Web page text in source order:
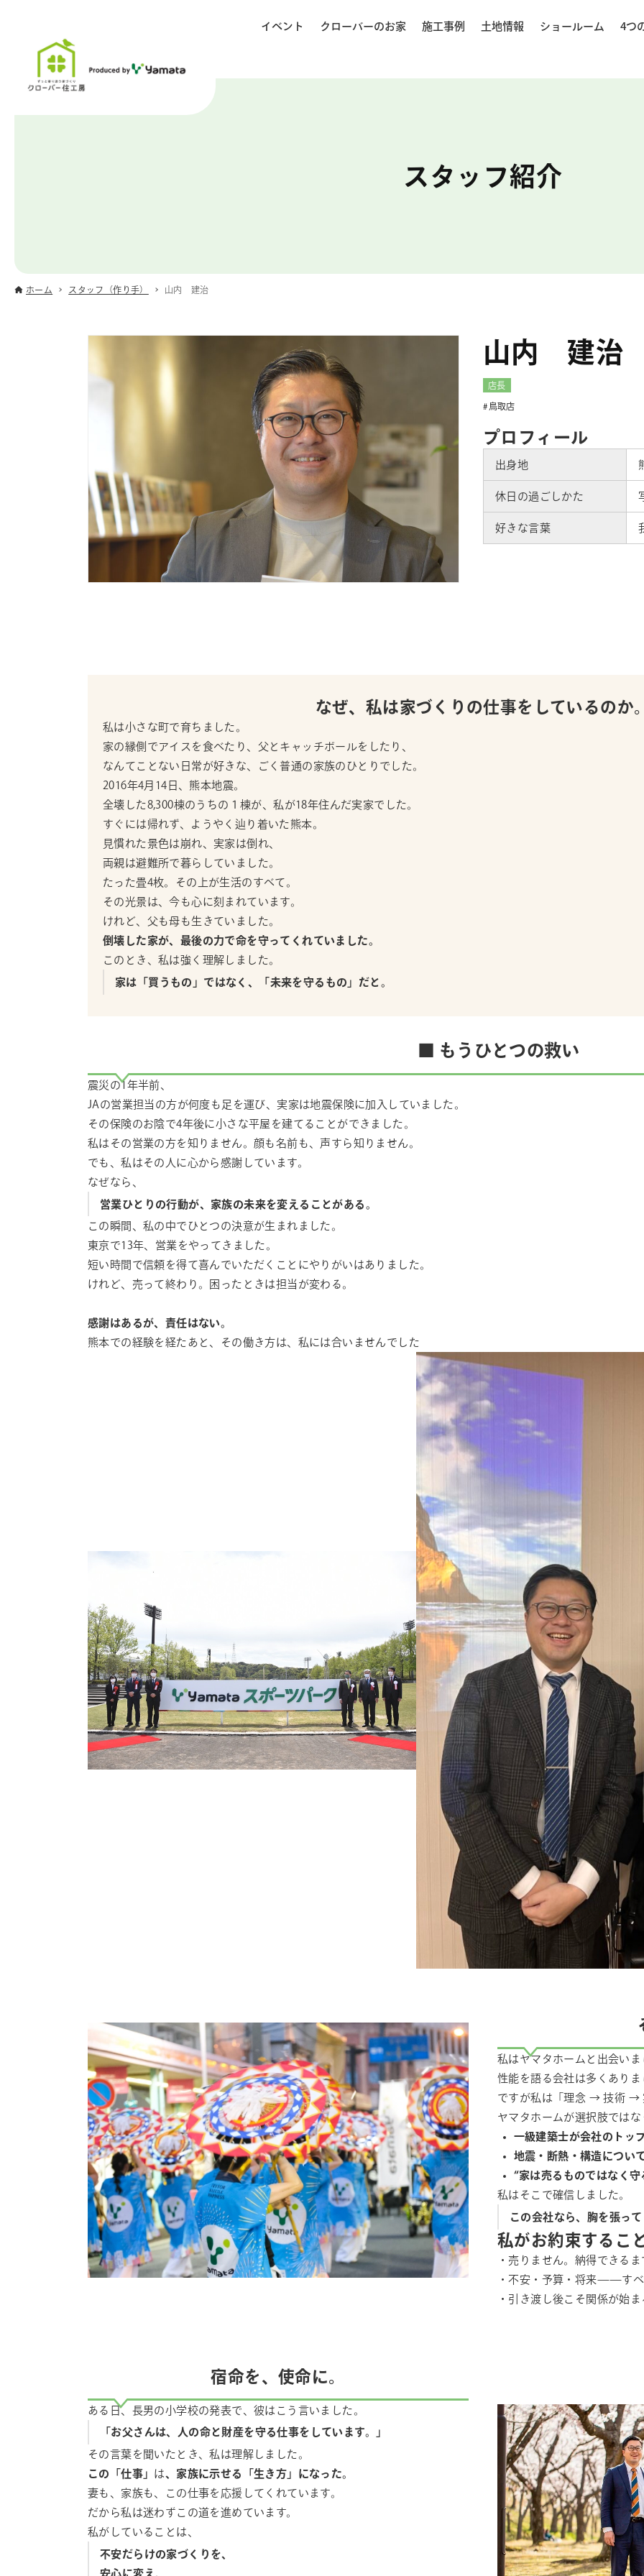
イベント クローバーのお家 施工事例 土地情報 ショールーム 4つ
スタッフ紹介
ホーム スタッフ（作り手） 山内 建治
山内 建治
店長
鳥取店
プロフィール
出身地
休日の過ごしかた
好きな言葉
なぜ、私は家づくりの仕事をしているのか
私は小さな町で育ちました。
家の縁側でアイスを食べたり、父とキャッチボールをしたり、
なんてことない日常が好きな、ごく普通の家族のひとりでした。
2016年4月14日、熊本地震。
全壊した8,300棟のうちの１棟が、私が18年住んだ実家でした。
すぐには帰れず、ようやく辿り着いた熊本。
見慣れた景色は崩れ、実家は倒れ、
両親は避難所で暮らしていました。
たった畳4枚。その上が生活のすべて。
その光景は、今も心に刻まれています。
けれど、父も母も生きていました。
倒壊した家が、最後の力で命を守ってくれていました。
このとき、私は強く理解しました。
家は「買うもの」ではなく、「未来を守るもの」だと。
■ もうひとつの救い
震災の1年半前、
JAの営業担当の方が何度も足を運び、実家は地震保険に加入していました。
その保険のお陰で4年後に小さな平屋を建てることができました。
私はその営業の方を知りません。顔も名前も、声すら知りません。
でも、私はその人に心から感謝しています。
なぜなら、
営業ひとりの行動が、家族の未来を変えることがある。
この瞬間、私の中でひとつの決意が生まれました。
東京で13年、営業をやってきました。
短い時間で信頼を得て喜んでいただくことにやりがいはありました。
けれど、売って終わり。困ったときは担当が変わる。
感謝はあるが、責任はない。
熊本での経験を経たあと、その働き方は、私には合いませんでした
私はヤマタホームと出会いま
性能を語る会社は多くありま
ですが私は「理念 → 技術 →
ヤマタホームが選択肢ではな
一級建築士が会社のトッ
地震・断熱・構造につい
“家は売るものではなく
私はそこで確信しました。
この会社なら、胸を張っ
私がお約束するこ
・売りません。納得できる
・不安・予算・将来——す
・引き渡し後こそ関係が始
宿命を、使命に。
ある日、長男の小学校の発表で、彼はこう言いました。
「お父さんは、人の命と財産を守る仕事をしています。」
その言葉を聞いたとき、私は理解しました。
この「仕事」 は、家族に示せる「生き方」になった。
妻も、家族も、この仕事を応援してくれています。
だから私は迷わずこの道を進めています。
私がしていることは、
不安だらけの家づくりを、
安心に変え、